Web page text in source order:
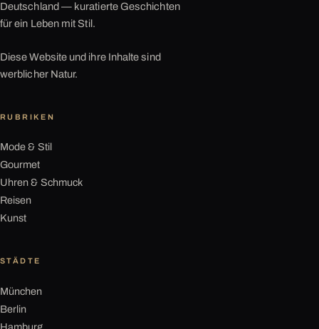
Deutschland — kuratierte Geschichten
für ein Leben mit Stil.
Diese Website und ihre Inhalte sind
werblicher Natur.
RUBRIKEN
Mode & Stil
Gourmet
Uhren & Schmuck
Reisen
Kunst
STÄDTE
München
Berlin